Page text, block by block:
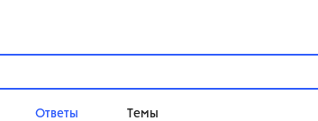
Ответы Темы